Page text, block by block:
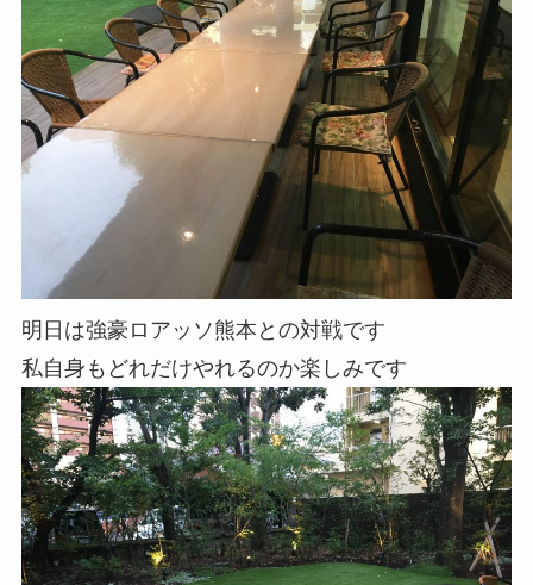
明日は強豪ロアッソ熊本との対戦です
私自身もどれだけやれるのか楽しみです